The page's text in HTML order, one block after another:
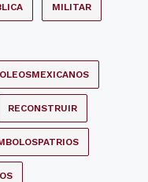
MILITAR
RECONSTRUIR